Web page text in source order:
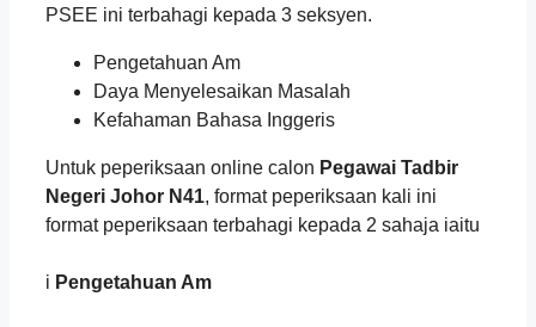
PSEE ini terbahagi kepada 3 seksyen.
Pengetahuan Am
Daya Menyelesaikan Masalah
Kefahaman Bahasa Inggeris
Untuk peperiksaan online calon Pegawai Tadbir
Negeri Johor N41, format peperiksaan kali ini
format peperiksaan terbahagi kepada 2 sahaja iaitu
i Pengetahuan Am